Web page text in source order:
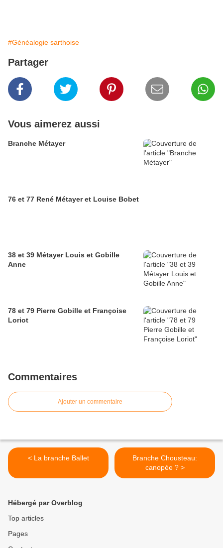
#Généalogie sarthoise
Partager
Vous aimerez aussi
Branche Métayer
76 et 77 René Métayer et Louise Bobet
38 et 39 Métayer Louis et Gobille
Anne
78 et 79 Pierre Gobille et Françoise
Loriot
Commentaires
Ajouter un commentaire
< La branche Ballet
Branche Chousteau:
canopée ? >
Hébergé par Overblog
Top articles
Pages